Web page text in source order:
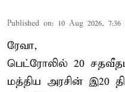
Published on: 10 Aug 2026, 7:36
ரேவா,
பெட்ரோலில் 20
மத்திய அரசின் இ20